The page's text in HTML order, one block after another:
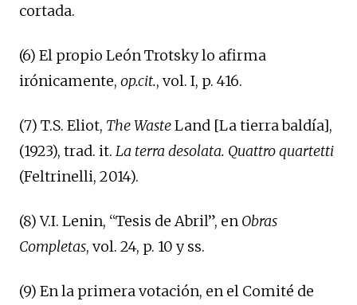
cortada.
(6) El propio León Trotsky lo afirma
irónicamente, op.cit., vol. I, p. 416.
(7) T.S. Eliot, The WasteLand [La tierra baldía],
(1923), trad. it. La terra desolata. Quattro quartetti
(Feltrinelli, 2014).
(8) V.I. Lenin, “Tesis de Abril”, en Obras
Completas, vol. 24, p. 10 y ss.
(9) En la primera votación, en el Comité de